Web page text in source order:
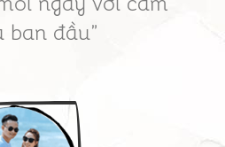
ban đầu”